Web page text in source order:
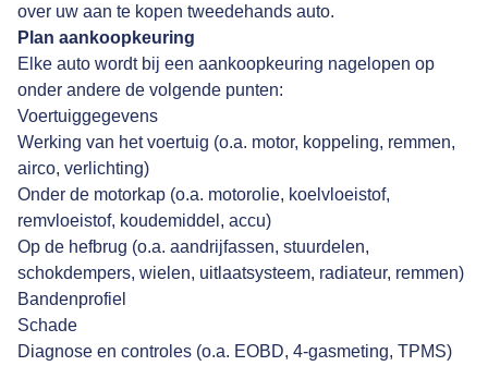
over uw aan te kopen tweedehands auto.
Plan aankoopkeuring
Elke auto wordt bij een aankoopkeuring nagelopen op
onder andere de volgende punten:
Voertuiggegevens
Werking van het voertuig (o.a. motor, koppeling, remmen,
airco, verlichting)
Onder de motorkap (o.a. motorolie, koelvloeistof,
remvloeistof, koudemiddel, accu)
Op de hefbrug (o.a. aandrijfassen, stuurdelen,
schokdempers, wielen, uitlaatsysteem, radiateur, remmen)
Bandenprofiel
Schade
Diagnose en controles (o.a. EOBD, 4-gasmeting, TPMS)